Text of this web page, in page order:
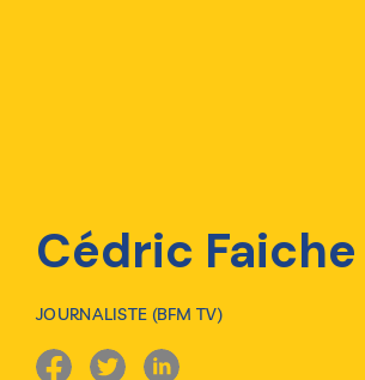
Cédric Faiche
JOURNALISTE (BFM TV)